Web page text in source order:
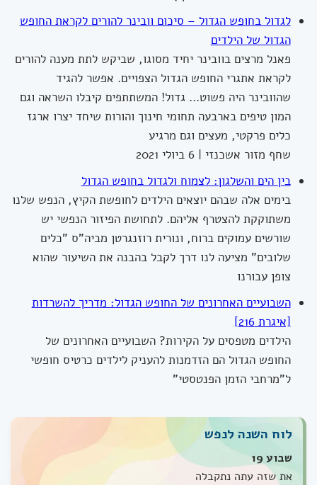
לגדול בחופש הגדול – סיכום וובינר להורים לקראת החופש
הגדול של הילדים
פאנל מרצים בוובינר יחיד מסוגו, שביקש לתת מענה להורים
לקראת אתגרי החופש הגדול הצפויים. אפשר להגיד
שהוובינר היה פשוט… גדול! המשתתפים קיבלו השראה וגם
המון טיפים בארבעה תחומי חינוך והורות שיחד יצרו ארגז
כלים פרקטי, מעצים וגם מרגיע
שחף מזור אשכנזי | 6 ביולי 2021
בין הים והשלגון: לצמוח ולגדול בחופש הגדול
בימים אלה שבהם יוצאים הילדים לחופשת הקיץ, הנפש שלנו
משתוקקת להצטרף אליהם. לתחושת הפיזור הנפשי יש
שורשים עמוקים ברוח, ונורית רוזנגרטן מביה"ס "כלים
שלובים" מציעה לנו דרך לקבל בהבנה את השיעור שהוא
צופן עבורנו
השבועיים האחרונים של החופש הגדול: מדריך להשרדות
[איגרת 216]
הילדים מטפסים על הקירות? השבועיים האחרונים של
החופש הגדול הם הזדמנות להעניק לילדים כרטיס חופשי
ל"מרחבי הזמן הפנטסטי"
לוח השנה לנפש
שבוע 19
את שזה עתה נתקבלה